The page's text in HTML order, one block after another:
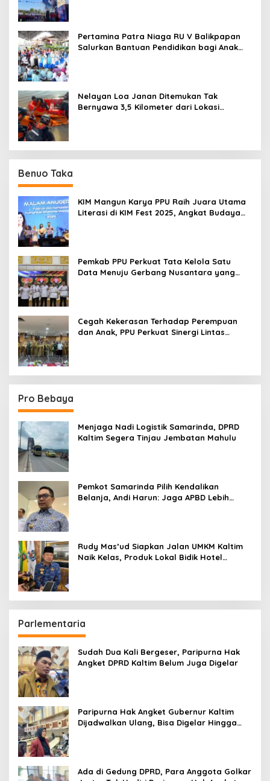
Pertamina Patra Niaga RU V Balikpapan
Salurkan Bantuan Pendidikan bagi Anak
Nelayan Loa Janan Ditemukan Tak
Bernyawa 3,5 Kilometer dari Lokasi
Benuo Taka
KIM Mangun Karya PPU Raih Juara Utama
Literasi di KIM Fest 2025, Angkat Budaya
Pemkab PPU Perkuat Tata Kelola Satu
Data Menuju Gerbang Nusantara yang
Cegah Kekerasan Terhadap Perempuan
dan Anak, PPU Perkuat Sinergi Lintas
Pro Bebaya
Menjaga Nadi Logistik Samarinda, DPRD
Kaltim Segera Tinjau Jembatan Mahulu
Pemkot Samarinda Pilih Kendalikan
Belanja, Andi Harun: Jaga APBD Lebih
Rudy Mas’ud Siapkan Jalan UMKM Kaltim
Naik Kelas, Produk Lokal Bidik Hotel
Parlementaria
Sudah Dua Kali Bergeser, Paripurna Hak
Angket DPRD Kaltim Belum Juga Digelar
Paripurna Hak Angket Gubernur Kaltim
Dijadwalkan Ulang, Bisa Digelar Hingga
Ada di Gedung DPRD, Para Anggota Golkar